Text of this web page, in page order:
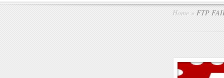
Home » FTP